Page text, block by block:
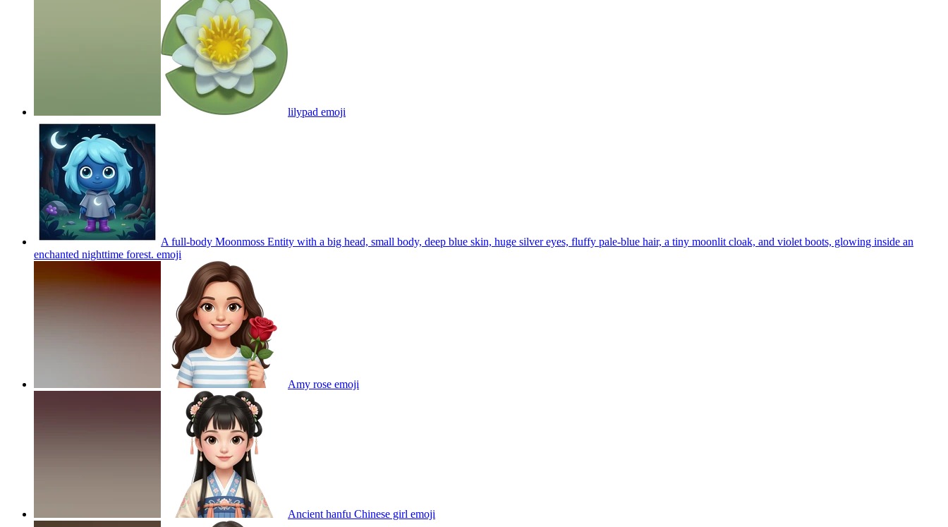
lilypad emoji
A full-body Moonmoss Entity with a big head, small body, deep blue skin, huge silver eyes, fluffy pale-blue hair, a tiny moonlit cloak, and violet boots, glowing inside an
enchanted nighttime forest. emoji
Amy rose emoji
Ancient hanfu Chinese girl emoji